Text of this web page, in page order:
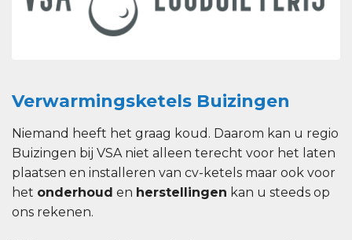
Verwarmingsketels Buizingen
Niemand heeft het graag koud. Daarom kan u regio
Buizingen bij VSA niet alleen terecht voor het laten
plaatsen en installeren van cv-ketels maar ook voor
het onderhoud en herstellingen kan u steeds op
ons rekenen.